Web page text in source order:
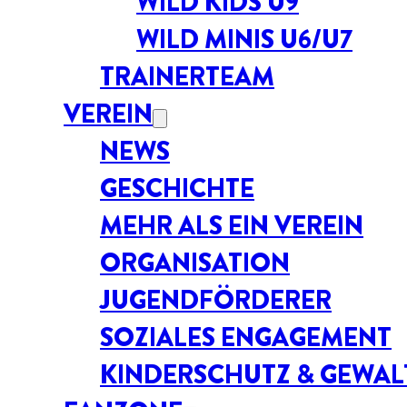
WILD MINIS U6/U7
TRAINERTEAM
VEREIN
NEWS
GESCHICHTE
MEHR ALS EIN VEREIN
ORGANISATION
JUGENDFÖRDERER
SOZIALES ENGAGEMENT
KINDERSCHUTZ &